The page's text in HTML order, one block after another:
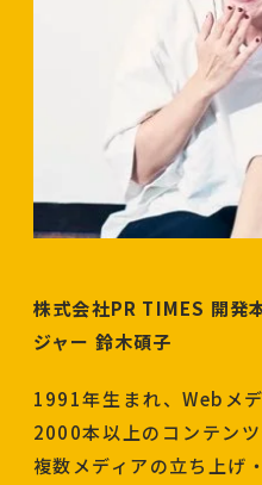
株式会社PR TIMES 開発
ジャー 鈴木碩子
1991年生まれ、Webメ
2000本以上のコンテン
複数メディアの立ち上げ